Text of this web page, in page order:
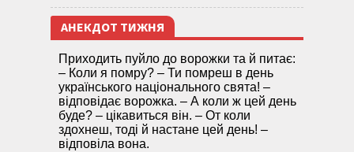
АНЕКДОТ ТИЖНЯ
Приходить пуйло до ворожки та й питає:
– Коли я помру? – Ти помреш в день
українського національного свята! –
відповідає ворожка. – А коли ж цей день
буде? – цікавиться він. – От коли
здохнеш, тоді й настане цей день! –
відповіла вона.